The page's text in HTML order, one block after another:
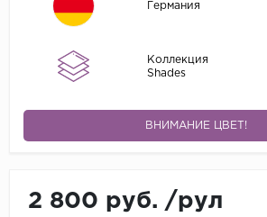
Германия
Коллекция
Shades
ВНИМАНИЕ ЦВЕТ!
2 800 руб. /рул